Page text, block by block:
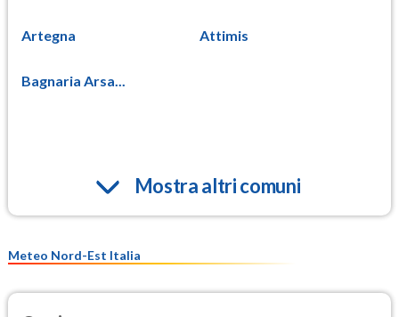
Artegna Attimis
Bagnaria Arsa...
Mostra altri comuni
Meteo Nord-Est Italia